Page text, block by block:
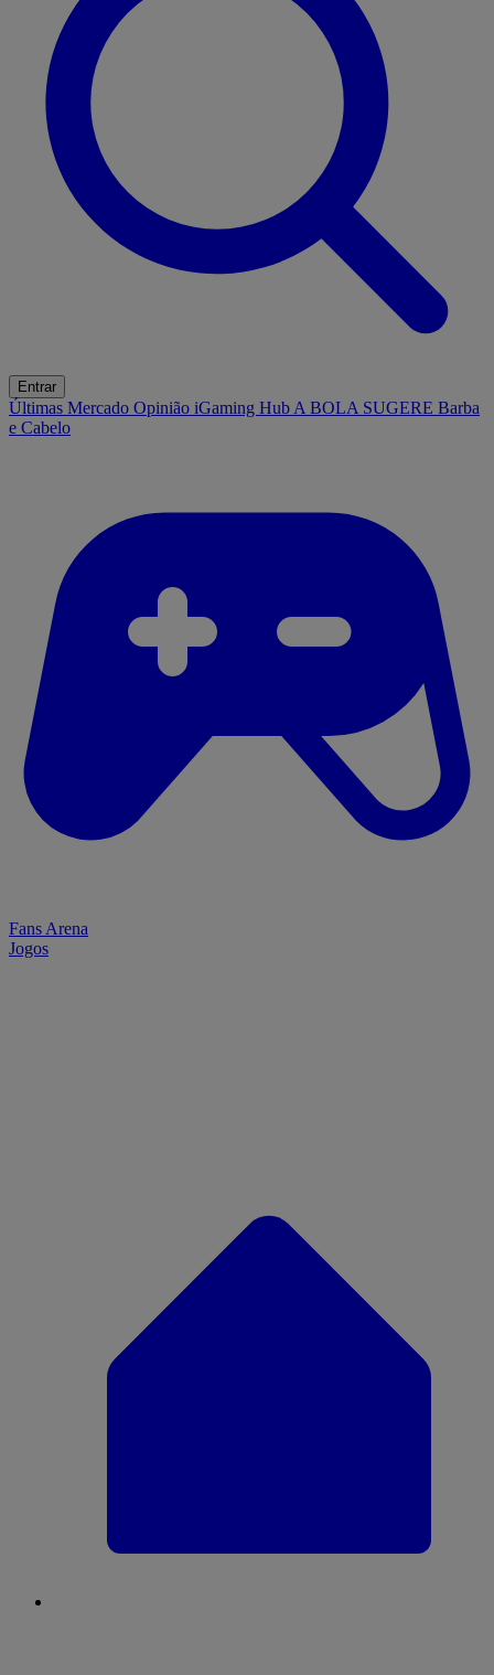
Entrar
Últimas Mercado Opinião iGaming Hub A BOLA SUGERE Barba
e Cabelo
Fans Arena
Jogos